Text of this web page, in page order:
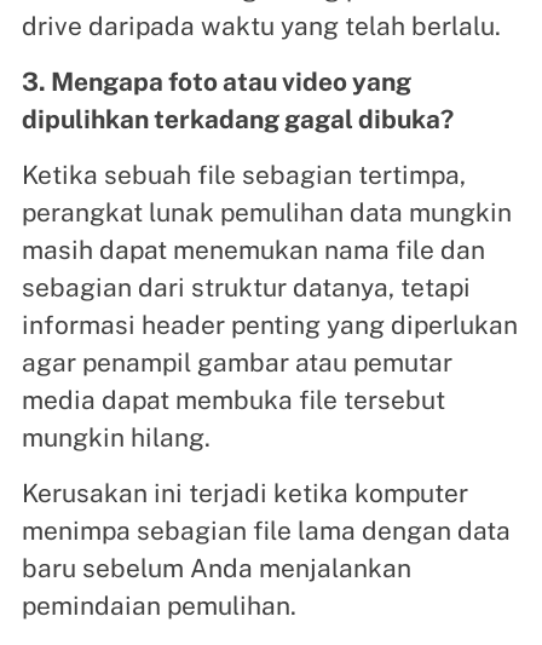
drive daripada waktu yang telah berlalu.
3. Mengapa foto atau video yang
dipulihkan terkadang gagal dibuka?
Ketika sebuah file sebagian tertimpa,
perangkat lunak pemulihan data mungkin
masih dapat menemukan nama file dan
sebagian dari struktur datanya, tetapi
informasi header penting yang diperlukan
agar penampil gambar atau pemutar
media dapat membuka file tersebut
mungkin hilang.
Kerusakan ini terjadi ketika komputer
menimpa sebagian file lama dengan data
baru sebelum Anda menjalankan
pemindaian pemulihan.